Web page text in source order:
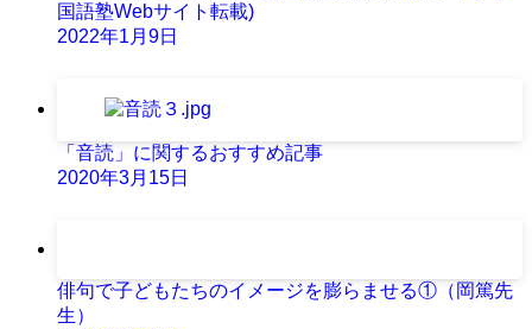
国語塾Webサイト転載)
2022年1月9日
「音読」に関するおすすめ記事
2020年3月15日
俳句で子どもたちのイメージを膨らませる①（岡篤先
生）